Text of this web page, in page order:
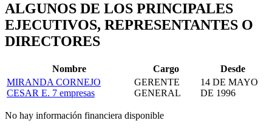
ALGUNOS DE LOS PRINCIPALES
EJECUTIVOS, REPRESENTANTES O
DIRECTORES
Nombre Cargo
Desde
MIRANDA CORNEJO
CESAR E. 7 empresas
GERENTE
GENERAL
14 DE MAYO
DE 1996
No hay información financiera disponible